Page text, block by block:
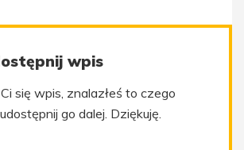
wpis
Ci się wpis, znalazłeś to czego
go dalej. Dziękuję.